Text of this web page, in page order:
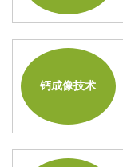
钙成像技术